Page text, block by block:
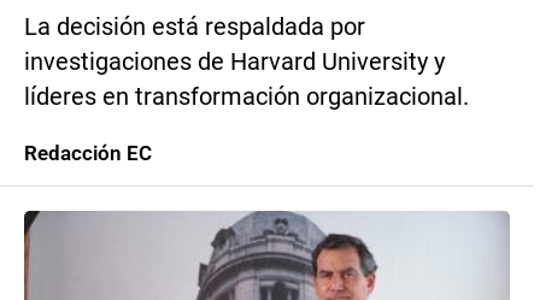
La decisión está respaldada por
investigaciones de Harvard University y
líderes en transformación organizacional.
Redacción EC